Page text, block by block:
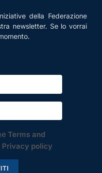
della Federazione
newsletter. Se lo vorrai
Terms and
Privacy policy